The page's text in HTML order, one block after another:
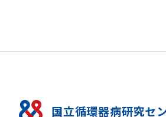
国立循環器病研究セ